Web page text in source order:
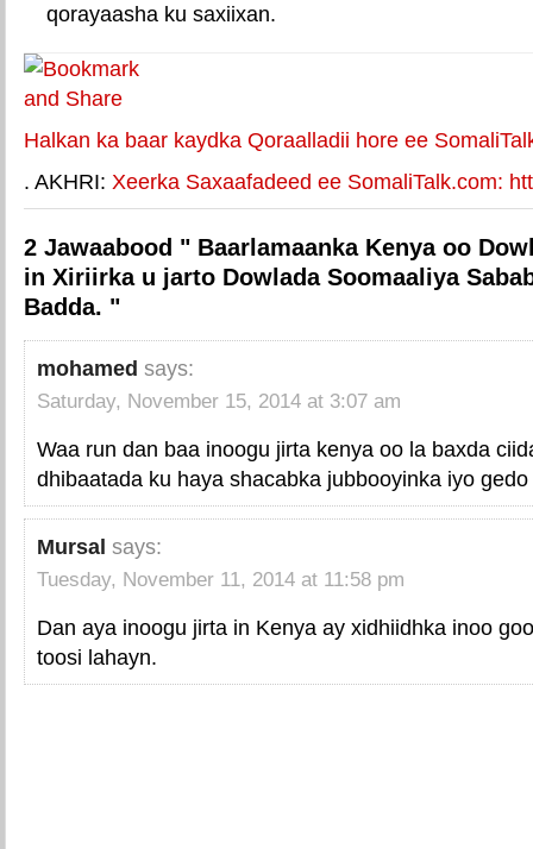
qorayaasha ku saxiixan.
Halkan ka baar kaydka Qoraalladii hore ee
. AKHRI: Xeerka Saxaafadeed ee SomaliTalk.com:
2 Jawaabood " Baarlamaanka Kenya oo
in Xiriirka u jarto Dowlada Soomaaliya
Badda. "
mohamed says:
Saturday, November 15, 2014 at 3:07 am
Waa run dan baa inoogu jirta kenya oo la baxda
dhibaatada ku haya shacabka jubbooyinka iyo gedo
Mursal says:
Tuesday, November 11, 2014 at 11:58 pm
Dan aya inoogu jirta in Kenya ay xidhiidhka inoo
toosi lahayn.